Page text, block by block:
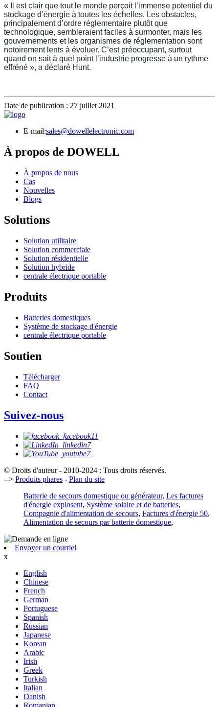
« Il est clair que tout le monde perçoit l’immense potentiel du
stockage d’énergie à toutes les échelles. Les obstacles,
principalement d’ordre réglementaire plutôt que
technologique, sembleraient faciles à surmonter, mais les
gouvernements et les organismes de réglementation sont
notoirement lents à évoluer. C’est préoccupant, surtout
quand on sait à quel point l’industrie progresse à un rythme
effréné », a déclaré Hunt.
Date de publication : 27 juillet 2021
E-mail:sales@dowellelectronic.com
À propos de DOWELL
À propos de nous
Cas
Nouvelles
Blogs
Solutions
Solution utilitaire
Solution commerciale
Solution résidentielle
Solution hybride
centrale électrique portable
Produits
Batteries domestiques
Système de stockage d'énergie
centrale électrique portable
Soutien
Télécharger
FAQ
Contact
Suivez-nous
© Droits d'auteur - 2010-2024 : Tous droits réservés.
--> Produits phares - Plan du site
Batterie de secours domestique ou générateur, Les factures
d'énergie explosent, Système solaire et de batteries,
Compagnie d'alimentation de secours, Factures d'énergie 50,
Alimentation de secours par batterie domestique,
Envoyer un courriel
x
English
Chinese
French
German
Portuguese
Spanish
Russian
Japanese
Korean
Arabic
Irish
Greek
Turkish
Italian
Danish
Romanian